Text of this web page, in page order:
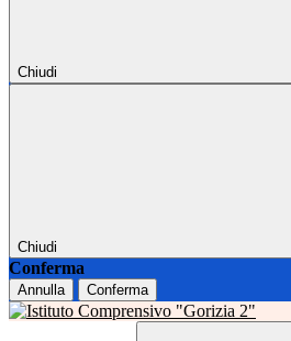
Chiudi
Chiudi
Conferma
Annulla Conferma